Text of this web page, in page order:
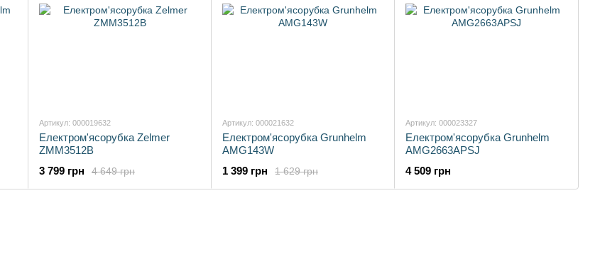
Артикул: 000019632
Електром'ясорубка Zelmer
ZMM3512B
4 649 грн
3 799 грн
Артикул: 000021632
Електром'ясорубка Grunhelm
AMG143W
1 629 грн
1 399 грн
Артикул: 000023327
Електром'ясорубка Grunhelm
AMG2663APSJ
4 509 грн